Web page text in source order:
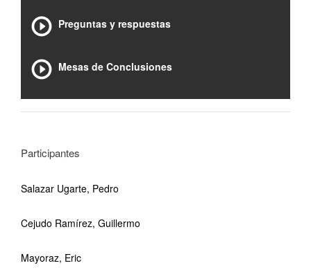
Preguntas y respuestas
Mesas de Conclusiones
Participantes
Salazar Ugarte, Pedro
Cejudo Ramírez, Guillermo
Mayoraz, Eric